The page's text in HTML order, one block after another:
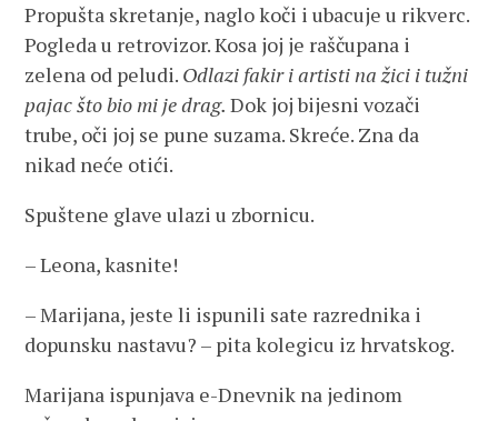
Propušta skretanje, naglo koči i ubacuje u rikverc.
Pogleda u retrovizor. Kosa joj je raščupana i
zelena od peludi. Odlazi fakir i artisti na žici i tužni
pajac što bio mi je drag.Dok joj bijesni vozači
trube, oči joj se pune suzama. Skreće. Zna da
nikad neće otići.
Spuštene glave ulazi u zbornicu.
– Leona, kasnite!
– Marijana, jeste li ispunili sate razrednika i
dopunsku nastavu? – pita kolegicu iz hrvatskog.
Marijana ispunjava e-Dnevnik na jedinom